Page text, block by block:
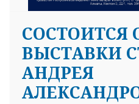
СОСТОИТСЯ
ВЫСТАВКИ
АНДРЕЯ